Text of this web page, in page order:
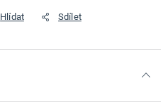
Hlídat Sdílet